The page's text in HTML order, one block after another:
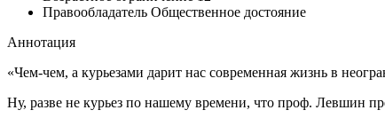
Правообладатель Общественное достояние
Аннотация
«Чем-чем, а курьезами дарит нас современная жизнь в
Ну, разве не курьез по нашему времени, что проф. Левшин